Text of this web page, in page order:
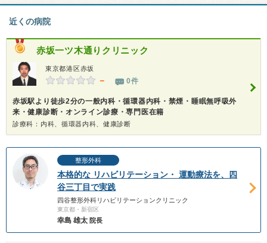
近くの病院
赤坂一ツ木通りクリニック
東京都港区赤坂
－ 0件
赤坂駅より徒歩2分の一般内科・循環器内科・禁煙・睡眠無呼吸外
来・健康診断・オンライン診療・専門医在籍
診療科：内科、循環器内科、健康診断
整形外科
本格的な リハビリテーション・ 運動療法を、四
谷三丁目で実践
四谷整形外科リハビリテーションクリニック
東京都・新宿区
幸島 雄太 院長